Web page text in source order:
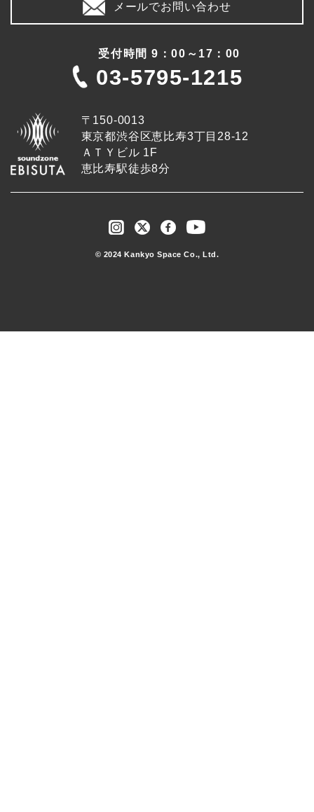
〒150-0013
東京都渋谷区恵比寿3丁目28-12
ＡＴＹビル 1F
恵比寿駅徒歩8分
受付時間 9：00～17：00
03-5795-1215
メールでお問い合わせ
© 2024 Kankyo Space Co., Ltd.